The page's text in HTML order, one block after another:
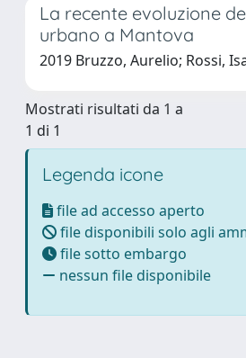
La recente evoluzione
urbano a Mantova
2019 Bruzzo, Aurelio; Rossi,
Mostrati risultati da 1 a
1 di 1
Legenda icone
file ad accesso aperto
file disponibili solo agli
file sotto embargo
nessun file disponibile